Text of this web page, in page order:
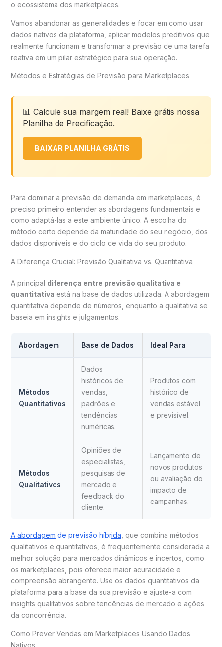
o ecossistema dos marketplaces.
Vamos abandonar as generalidades e focar em como usar
dados nativos da plataforma, aplicar modelos preditivos que
realmente funcionam e transformar a previsão de uma tarefa
reativa em um pilar estratégico para sua operação.
Métodos e Estratégias de Previsão para Marketplaces
📊 Calcule sua margem real! Baixe grátis nossa
Planilha de Precificação.
BAIXAR PLANILHA GRÁTIS
Para dominar a previsão de demanda em marketplaces, é
preciso primeiro entender as abordagens fundamentais e
como adaptá-las a este ambiente único. A escolha do
método certo depende da maturidade do seu negócio, dos
dados disponíveis e do ciclo de vida do seu produto.
A Diferença Crucial: Previsão Qualitativa vs. Quantitativa
A principal diferença entre previsão qualitativa e
quantitativa está na base de dados utilizada. A abordagem
quantitativa depende de números, enquanto a qualitativa se
baseia em insights e julgamentos.
Abordagem Base de Dados Ideal Para
Métodos
Quantitativos
Dados
históricos de
vendas,
padrões e
tendências
numéricas.
Produtos com
histórico de
vendas estável
e previsível.
Métodos
Qualitativos
Opiniões de
especialistas,
pesquisas de
mercado e
feedback do
cliente.
Lançamento de
novos produtos
ou avaliação do
impacto de
campanhas.
A abordagem de previsão híbrida , que combina métodos
qualitativos e quantitativos, é frequentemente considerada a
melhor solução para mercados dinâmicos e incertos, como
os marketplaces, pois oferece maior acuracidade e
compreensão abrangente. Use os dados quantitativos da
plataforma para a base da sua previsão e ajuste-a com
insights qualitativos sobre tendências de mercado e ações
da concorrência.
Como Prever Vendas em Marketplaces Usando Dados
Nativos